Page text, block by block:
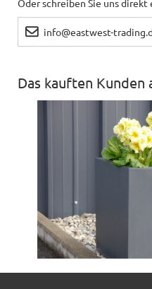
info@eastwest-
Das kauften Kunden